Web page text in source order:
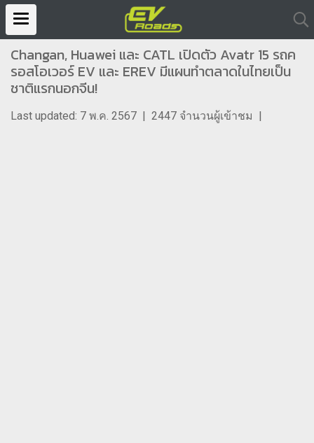
Changan, Huawei และ CATL เปิดตัว Avatr 15 รถค
รอสโอเวอร์ EV และ EREV มีแผนทำตลาดในไทยเป็น
ชาติแรกนอกจีน!
Last updated: 7 พ.ค. 2567 | 2447 จำนวนผู้เข้าชม |